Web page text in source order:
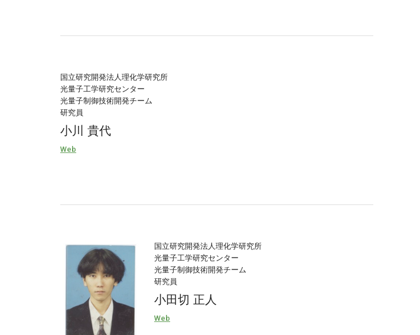
国立研究開発法人理化学研究所
光量子工学研究センター
光量子制御技術開発チーム
研究員
小川 貴代
Web
国立研究開発法人理化学研究所
光量子工学研究センター
光量子制御技術開発チーム
研究員
小田切 正人
Web